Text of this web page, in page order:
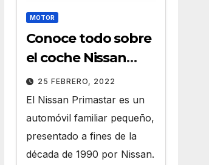
MOTOR
Conoce todo sobre
el coche Nissan
Primastar
25 FEBRERO, 2022
El Nissan Primastar es un
automóvil familiar pequeño,
presentado a fines de la
década de 1990 por Nissan.